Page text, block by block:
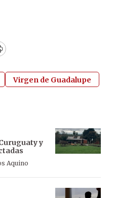
Virgen de Guadalupe
y
Aquino